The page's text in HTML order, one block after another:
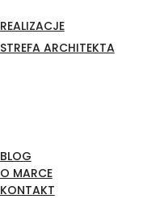
REALIZACJE
STREFA ARCHITEKTA
BLOG
O MARCE
KONTAKT